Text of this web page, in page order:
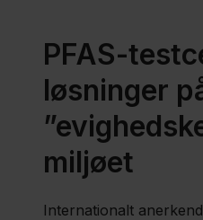
PFAS-
løsninger
miljøet
Internationalt